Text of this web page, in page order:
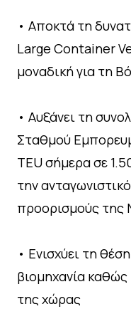
• Αποκτά τη
Large Container
μοναδική για τη
• Αυξάνει τη
Σταθμού
TEU σήμερα σε
την
προορισμούς
• Ενισχύει τη
βιομηχανία
της χώρας